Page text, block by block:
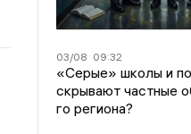
03/08 09:32
«Серые» школы и
скрывают частные
го региона?